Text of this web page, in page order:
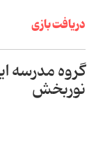
دریافت بازی
گروه مدرسه
نوربخش